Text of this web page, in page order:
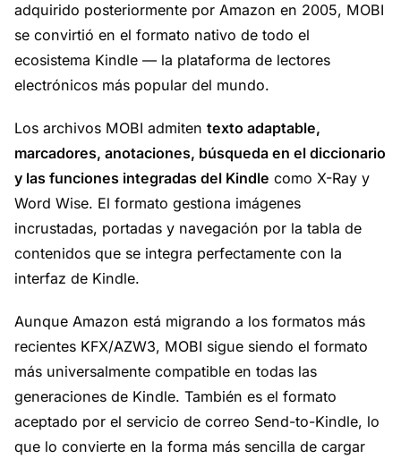
adquirido posteriormente por Amazon en 2005, MOBI
se convirtió en el formato nativo de todo el
ecosistema Kindle — la plataforma de lectores
electrónicos más popular del mundo.
Los archivos MOBI admiten texto adaptable,
marcadores, anotaciones, búsqueda en el diccionario
y las funciones integradas del Kindle como X-Ray y
Word Wise. El formato gestiona imágenes
incrustadas, portadas y navegación por la tabla de
contenidos que se integra perfectamente con la
interfaz de Kindle.
Aunque Amazon está migrando a los formatos más
recientes KFX/AZW3, MOBI sigue siendo el formato
más universalmente compatible en todas las
generaciones de Kindle. También es el formato
aceptado por el servicio de correo Send-to-Kindle, lo
que lo convierte en la forma más sencilla de cargar